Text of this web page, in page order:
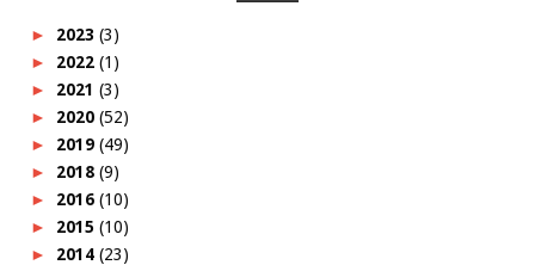
► 2023 (3)
► 2022 (1)
► 2021 (3)
► 2020 (52)
► 2019 (49)
► 2018 (9)
► 2016 (10)
► 2015 (10)
► 2014 (23)